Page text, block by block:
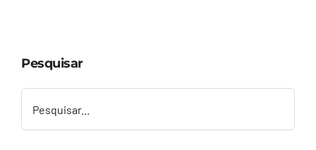
Contato
Pesquisar